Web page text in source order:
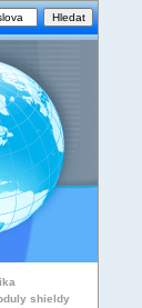
shieldy